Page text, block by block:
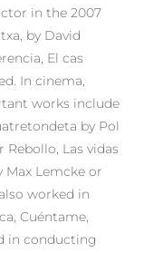
in the 2007
by David
El cas
In cinema,
works include
by Pol
Las vidas
Max Lemcke or
worked in
Cuéntame,
in conducting